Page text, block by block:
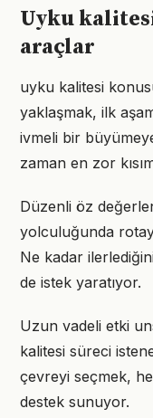
Uyku
araçlar
uyku kalitesi
yaklaşmak, ilk
ivmeli bir
zaman en zor
Düzenli öz
yolculuğunda
Ne kadar
de istek yaratıyor.
Uzun vadeli etki
kalitesi süreci
çevreyi seçmek,
destek sunuyor.